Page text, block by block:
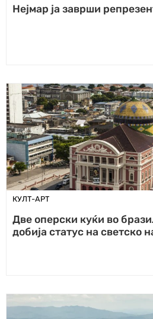
Нејмар ја заврши
КУЛТ-АРТ
Две оперски куќи во
добија статус на светско